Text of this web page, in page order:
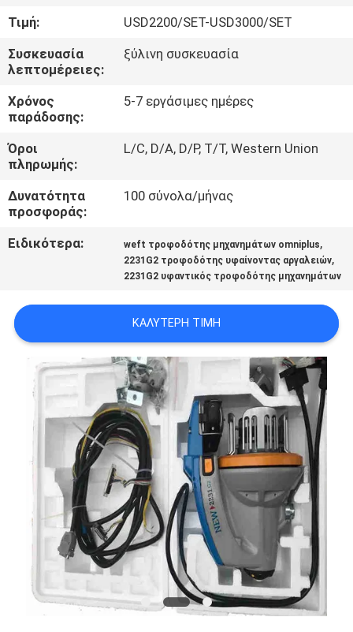
ΠΟΙΌΤΗΤΑΣ
ΕΠΙΚΟΙΝΩΝΉΣΤΕ
ΜΑΖΊ
ΜΑΣ
ΕΙΔΉΣΕΙΣ
ΖΗΤΉΣΤΕ
SITEMAP
PRIVACY
POLICY
Τιμή:
USD2200/SET-USD3000/SET
Συσκευασία
λεπτομέρειες:
ξύλινη συσκευασία
Χρόνος
παράδοσης:
5-7 εργάσιμες ημέρες
Όροι
πληρωμής:
L/C, D/A, D/P, T/T, Western Union
Δυνατότητα
προσφοράς:
100 σύνολα/μήνας
Ειδικότερα: weft τροφοδότης μηχανημάτων omniplus,
2231G2 τροφοδότης υφαίνοντας αργαλειών,
2231G2 υφαντικός τροφοδότης μηχανημάτων
ΚΑΛΎΤΕΡΗ ΤΙΜΉ